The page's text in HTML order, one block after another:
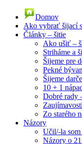
Domov
Ako vybrať šijací
Články – šitie
Ako ušiť –
Striháme a
Šijeme pre
Pekné
Šijeme
10 + 1
Dobré rady
Zaujímavosti
Zo starého
Názory
Učil/-la
Názory o